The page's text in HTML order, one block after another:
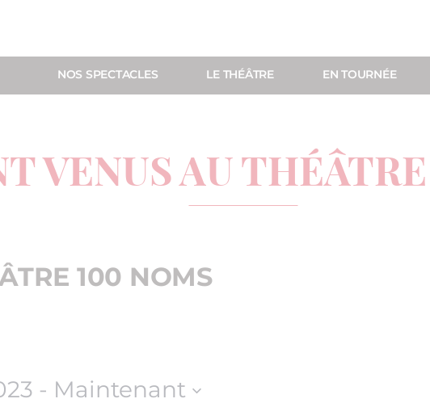
NOS SPECTACLES LE THÉÂTRE EN TOURNÉE
VENUS AU
100 NOMS
- Maintenant